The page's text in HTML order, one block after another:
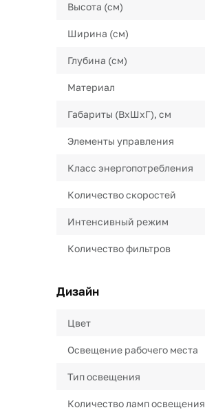
Высота (см)
Ширина (см)
Глубина (см)
Материал
Габариты (ВхШхГ), см
Элементы управления
Класс энергопотребления
Количество скоростей
Интенсивный режим
Количество фильтров
Дизайн
Цвет
Освещение рабочего места
Тип освещения
Количество ламп освещения